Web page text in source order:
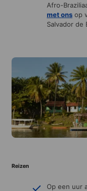
Afro-
met ons op
Salvador de
Reizen
Op een uur